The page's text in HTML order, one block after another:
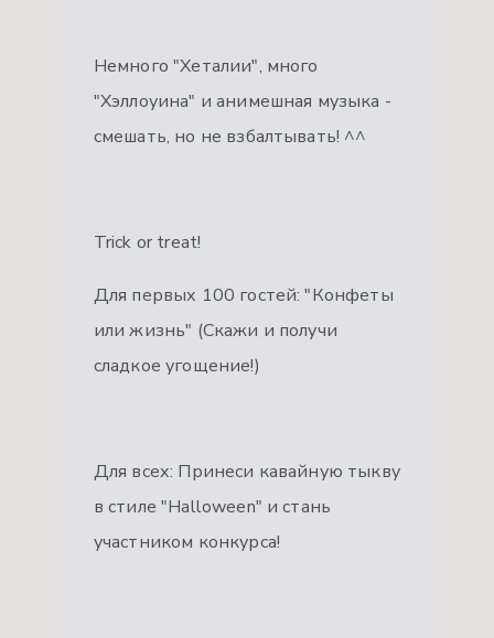
Немного "Хеталии", много
"Хэллоуина" и анимешная музыка -
смешать, но не взбалтывать! ^^
Trick or treat!
Для первых 100 гостей: "Конфеты
или жизнь" (Скажи и получи
сладкое угощение!)
Для всех: Принеси кавайную тыкву
в стиле "Halloween" и стань
участником конкурса!